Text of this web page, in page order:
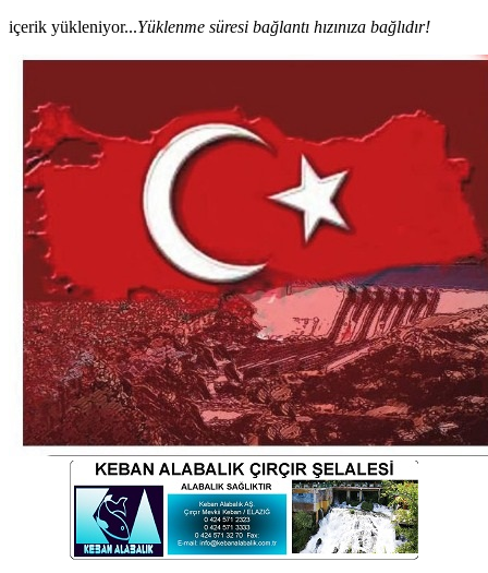
içerik yükleniyor...Yüklenme süresi bağlantı hızınıza bağlıdır!